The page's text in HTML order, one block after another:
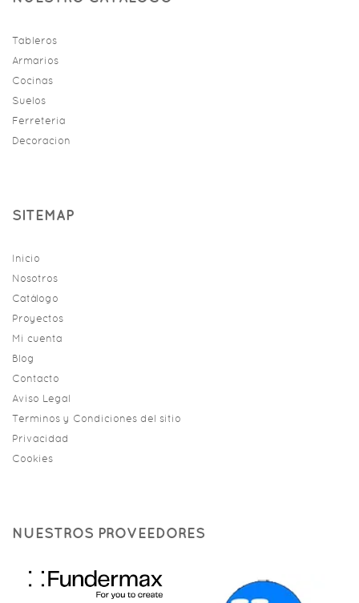
Tableros
Armarios
Cocinas
Suelos
Ferreteria
Decoracion
SITEMAP
Inicio
Nosotros
Catálogo
Proyectos
Mi cuenta
Blog
Contacto
Aviso Legal
Terminos y Condiciones del sitio
Privacidad
Cookies
NUESTROS PROVEEDORES